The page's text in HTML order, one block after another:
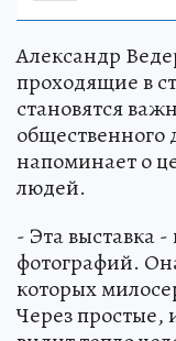
Александр
проходящие в
становятся
общественного
напоминает о
людей.
- Эта выставка
фотографий.
которых
Через простые,